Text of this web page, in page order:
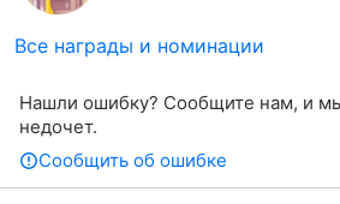
Все награды и номинации
Нашли ошибку? Сообщите нам, и
недочет.
Сообщить об ошибке